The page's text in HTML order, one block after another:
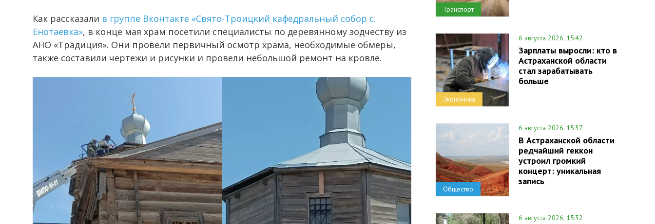
Как рассказали в группе Вконтакте «Свято-Троицкий кафедральный собор с.
Енотаевка», в конце мая храм посетили специалисты по деревянному зодчеству из
АНО «Традиция». Они провели первичный осмотр храма, необходимые обмеры,
также составили чертежи и рисунки и провели небольшой ремонт на кровле.
Транспорт
Экономика
6 августа 2026, 15:42
Зарплаты выросли: кто в
Астраханской области
стал зарабатывать
больше
Общество
6 августа 2026, 15:37
В Астраханской области
редчайший геккон
устроил громкий
концерт: уникальная
запись
6 августа 2026, 15:32